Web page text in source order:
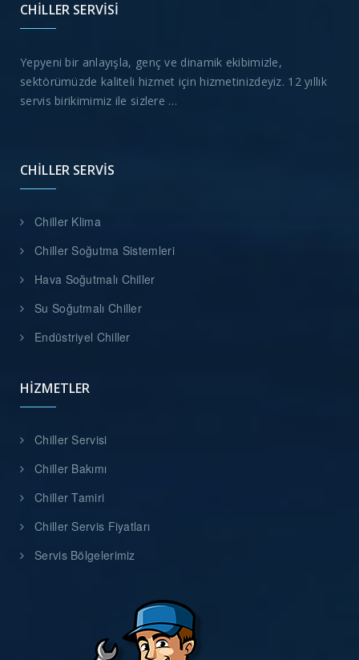
CHILLER SERVISI
Yepyeni bir anlayışla, genç ve dinamik ekibimizle,
sektörümüzde kaliteli hizmet için hizmetinizdeyiz. 12 yıllık
servis birikimimiz ile sizlere …
CHILLER SERVIS
Chiller Klima
Chiller Soğutma Sistemleri
Hava Soğutmalı Chiller
Su Soğutmalı Chiller
Endüstriyel Chiller
HIZMETLER
Chiller Servisi
Chiller Bakımı
Chiller Tamiri
Chiller Servis Fiyatları
Servis Bölgelerimiz